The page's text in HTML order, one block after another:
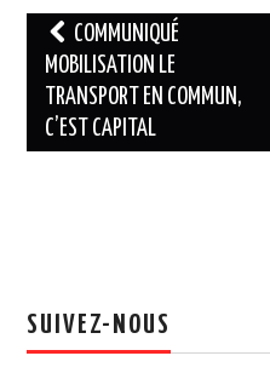
Navigation
des
articles
COMMUNIQUÉ
MOBILISATION LE
TRANSPORT EN COMMUN,
C’EST CAPITAL
SUIVEZ-NOUS